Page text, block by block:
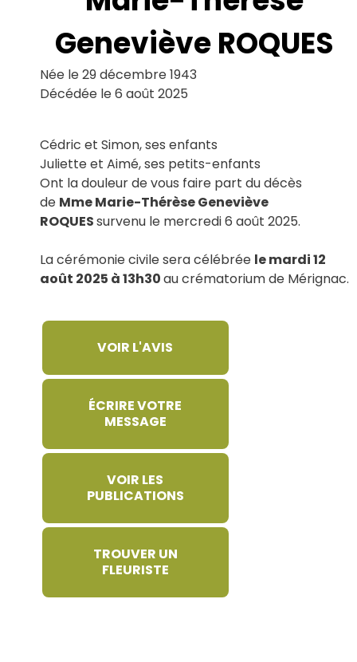
Le Taillan-Médoc
Lormont
Mérignac
Parempuyre
Saint-Louis-de-Montferrand
Saint-Médard-en-Jalles
Saint-Vincent-de-Paul
Talence
Geneviève ROQUES
Née le 29 décembre 1943
Décédée le 6 août 2025
Cédric et Simon, ses enfants
Juliette et Aimé, ses petits-enfants
Ont la douleur de vous faire part du décès
de Mme Marie-Thérèse Geneviève
ROQUESsurvenu le mercredi 6 août 2025.
La cérémonie civile sera célébrée le mardi 12
août 2025 à 13h30au crématorium de Mérignac.
VOIR L'AVIS
ÉCRIRE VOTRE
MESSAGE
VOIR LES
PUBLICATIONS
TROUVER UN
FLEURISTE